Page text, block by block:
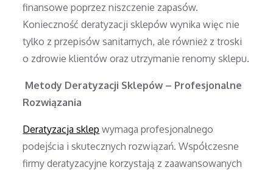
finansowe poprzez niszczenie zapasów.
Konieczność deratyzacji sklepów wynika więc nie
tylko z przepisów sanitarnych, ale również z troski
o zdrowie klientów oraz utrzymanie renomy sklepu.
Metody Deratyzacji Sklepów – Profesjonalne
Rozwiązania
Deratyzacja sklep wymaga profesjonalnego
podejścia i skutecznych rozwiązań. Współczesne
firmy deratyzacyjne korzystają z zaawansowanych